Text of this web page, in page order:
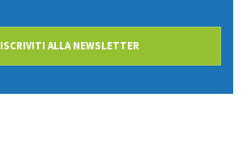
ISCRIVITI ALLA NEWSLETTER